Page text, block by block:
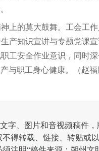
上的莫大鼓舞。工会工
产知识宣讲与专题党课
工安全作业意识，同时深
与职工身心健康。（赵福
字、图片和音视频稿件
得转载、链接、转贴或